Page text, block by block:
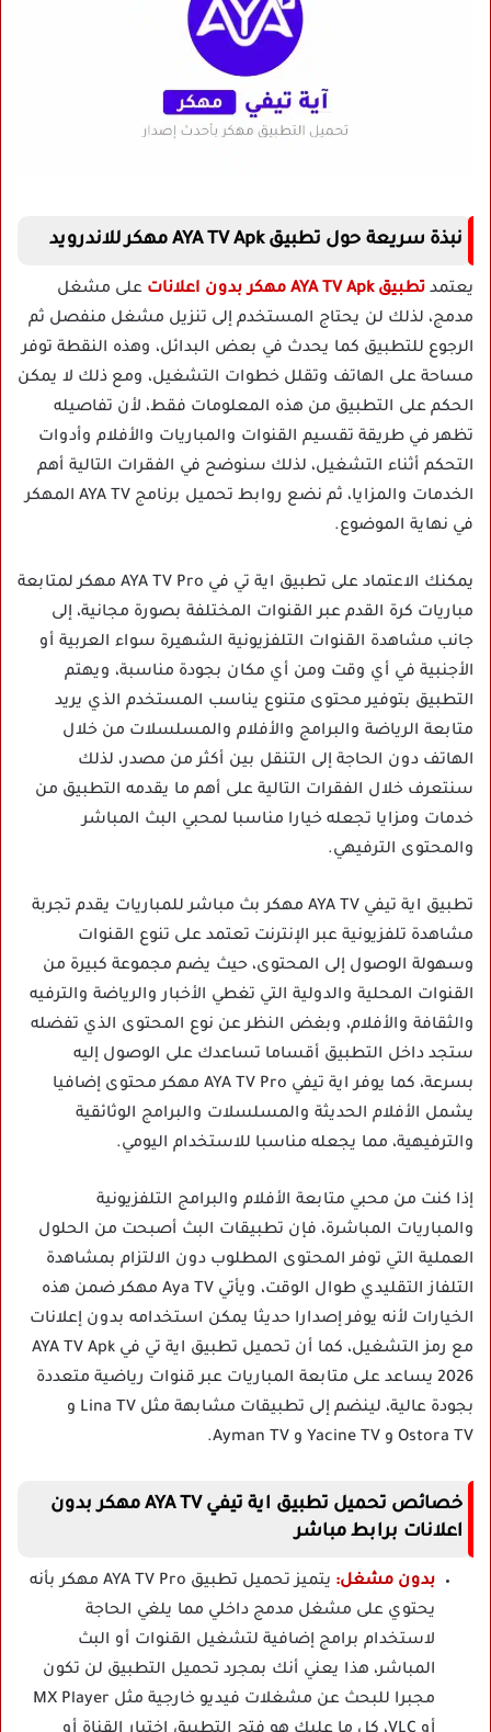
نبذة سريعة حول تطبيق AYA TV Apk مهكر للاندرويد
يعتمد تطبيق AYA TV Apk مهكر بدون اعلانات
على مشغل
مدمج، لذلك لن يحتاج المستخدم إلى تنزيل مشغل منفصل ثم
الرجوع للتطبيق كما يحدث في بعض البدائل، وهذه النقطة توفر
مساحة على الهاتف وتقلل خطوات التشغيل، ومع ذلك لا يمكن
الحكم على التطبيق من هذه المعلومات فقط، لأن تفاصيله
تظهر في طريقة تقسيم القنوات والمباريات والأفلام وأدوات
التحكم أثناء التشغيل، لذلك سنوضح في الفقرات التالية أهم
الخدمات والمزايا، ثم نضع روابط تحميل برنامج AYA TV المهكر
في نهاية الموضوع.
يمكنك الاعتماد على تطبيق اية تي في AYA TV Pro مهكر لمتابعة
مباريات كرة القدم عبر القنوات المختلفة بصورة مجانية، إلى
جانب مشاهدة القنوات التلفزيونية الشهيرة سواء العربية أو
الأجنبية في أي وقت ومن أي مكان بجودة مناسبة، ويهتم
التطبيق بتوفير محتوى متنوع يناسب المستخدم الذي يريد
متابعة الرياضة والبرامج والأفلام والمسلسلات من خلال
الهاتف دون الحاجة إلى التنقل بين أكثر من مصدر، لذلك
سنتعرف خلال الفقرات التالية على أهم ما يقدمه التطبيق من
خدمات ومزايا تجعله خيارا مناسبا لمحبي البث المباشر
والمحتوى الترفيهي.
تطبيق اية تيفي AYA TV مهكر بث مباشر للمباريات يقدم تجربة
مشاهدة تلفزيونية عبر الإنترنت تعتمد على تنوع القنوات
وسهولة الوصول إلى المحتوى، حيث يضم مجموعة كبيرة من
القنوات المحلية والدولية التي تغطي الأخبار والرياضة والترفيه
والثقافة والأفلام، وبغض النظر عن نوع المحتوى الذي تفضله
ستجد داخل التطبيق أقساما تساعدك على الوصول إليه
بسرعة، كما يوفر اية تيفي AYA TV Pro مهكر محتوى إضافيا
يشمل الأفلام الحديثة والمسلسلات والبرامج الوثائقية
والترفيهية، مما يجعله مناسبا للاستخدام اليومي.
إذا كنت من محبي متابعة الأفلام والبرامج التلفزيونية
والمباريات المباشرة، فإن تطبيقات البث أصبحت من الحلول
العملية التي توفر المحتوى المطلوب دون الالتزام بمشاهدة
التلفاز التقليدي طوال الوقت، ويأتي Aya TV مهكر ضمن هذه
الخيارات لأنه يوفر إصدارا حديثا يمكن استخدامه بدون إعلانات
مع رمز التشغيل، كما أن تحميل تطبيق اية تي في AYA TV Apk
2026 يساعد على متابعة المباريات عبر قنوات رياضية متعددة
بجودة عالية، لينضم إلى تطبيقات مشابهة مثل Lina TV و
Ostora TV و Yacine TV و Ayman TV.
خصائص تحميل تطبيق اية تيفي AYA TV مهكر بدون
اعلانات برابط مباشر
بدون مشغل:
يتميز تحميل تطبيق AYA TV Pro مهكر بأنه
يحتوي على مشغل مدمج داخلي مما يلغي الحاجة
لاستخدام برامج إضافية لتشغيل القنوات أو البث
المباشر، هذا يعني أنك بمجرد تحميل التطبيق لن تكون
مجبرا للبحث عن مشغلات فيديو خارجية مثل MX Player